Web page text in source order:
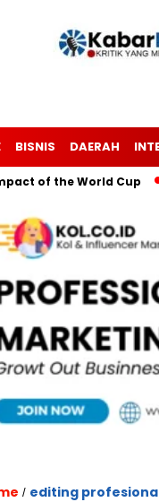
BISNIS DAERAH
the World Cup
/ editing